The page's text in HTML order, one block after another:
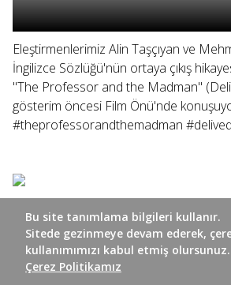
Eleştirmenlerimiz Alin Taşçıyan ve
İngilizce Sözlüğü'nün ortaya çıkış
"The Professor and the Madman"
gösterim öncesi Film Önü'nde
#theprofessorandthemadman
Bu site tanımlama bilgileri kullanır.
Sitede gezinmeye devam ederek,
kullanımımızı kabul etmiş olursunuz.
Çerez Politikamız